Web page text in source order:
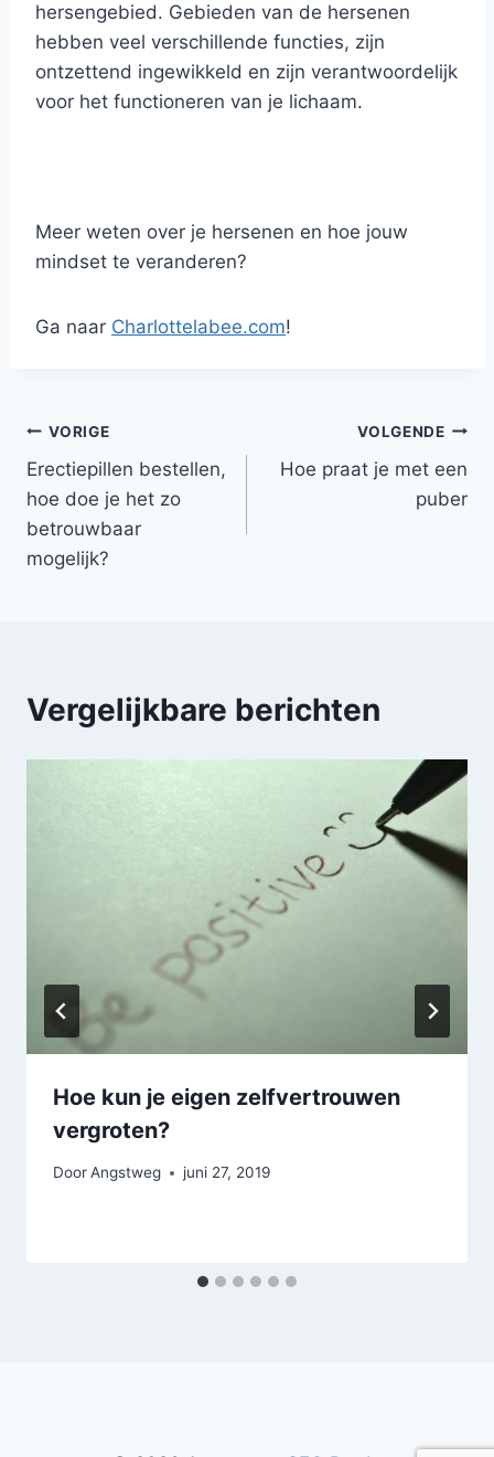
hersengebied. Gebieden van de hersenen
hebben veel verschillende functies, zijn
ontzettend ingewikkeld en zijn verantwoordelijk
voor het functioneren van je lichaam.
Meer weten over je hersenen en hoe jouw
mindset te veranderen?
Ga naar Charlottelabee.com!
Bericht
navigatie
VORIGE
Erectiepillen bestellen,
hoe doe je het zo
betrouwbaar
mogelijk?
VOLGENDE
Hoe praat je met een
puber
Vergelijkbare berichten
Hoe kun je eigen zelfvertrouwen
vergroten?
DoorAngstweg juni 27, 2019